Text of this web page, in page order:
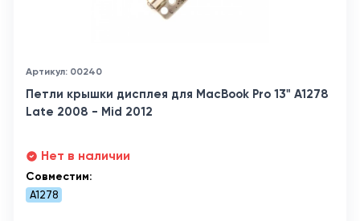
Артикул: 00240
Петли крышки дисплея для MacBook Pro 13" A1278
Late 2008 - Mid 2012
Нет в наличии
Совместим:
A1278